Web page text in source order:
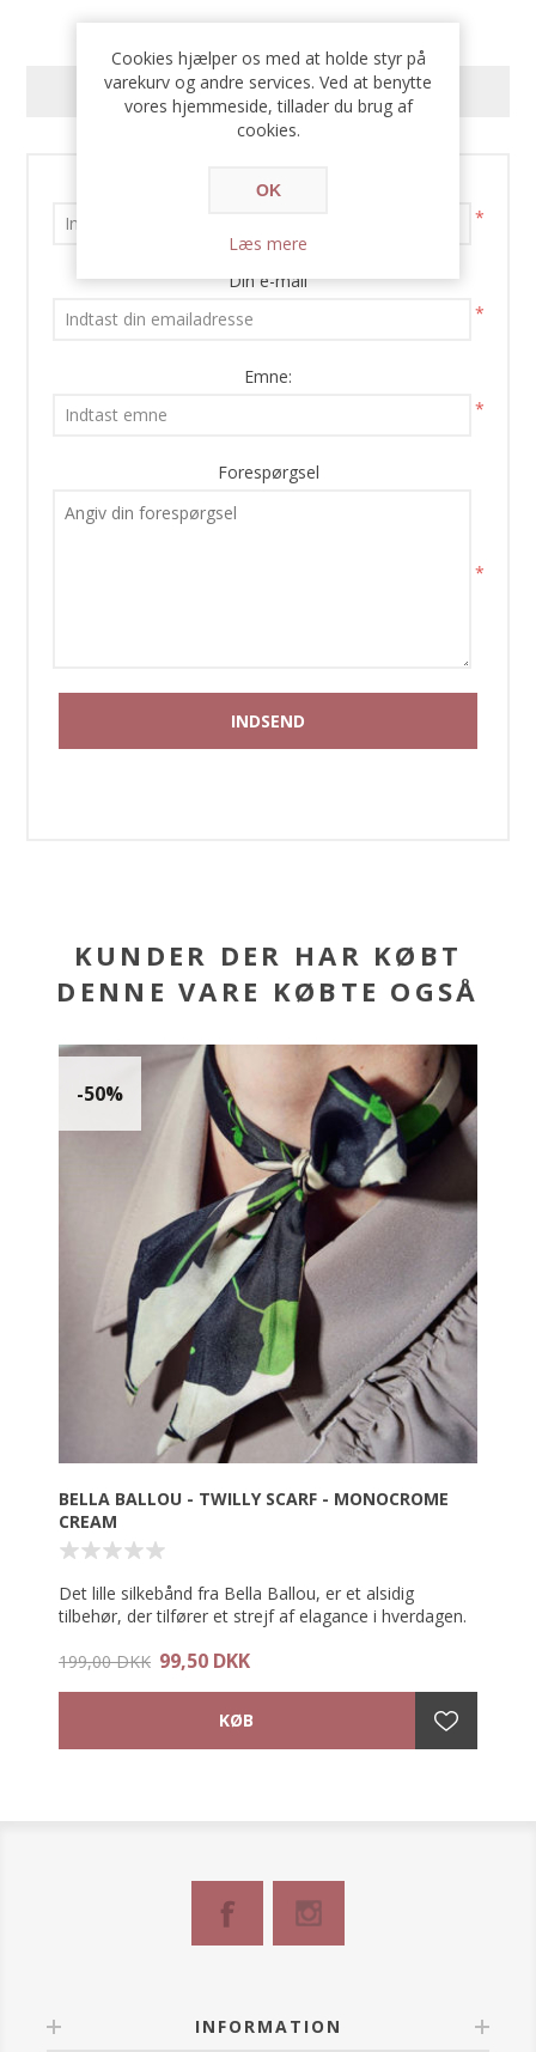
KONTAKT OS
Dit navn
*
Din e-mail
*
Emne:
*
Forespørgsel
*
KUNDER DER HAR KØBT
DENNE VARE KØBTE OGSÅ
-50%
BELLA BALLOU - TWILLY SCARF - MONOCROME
CREAM
Det lille silkebånd fra Bella Ballou, er et alsidig
tilbehør, der tilfører et strejf af elagance i hverdagen.
Brug det som et tørklæde om halsen, omkring
Tørklædet måler 5x85 cm.
199,00 DKK 99,50 DKK
INFORMATION
Cookies hjælper os med at holde styr på
varekurv og andre services. Ved at benytte
vores hjemmeside, tillader du brug af
cookies.
OK
Læs mere